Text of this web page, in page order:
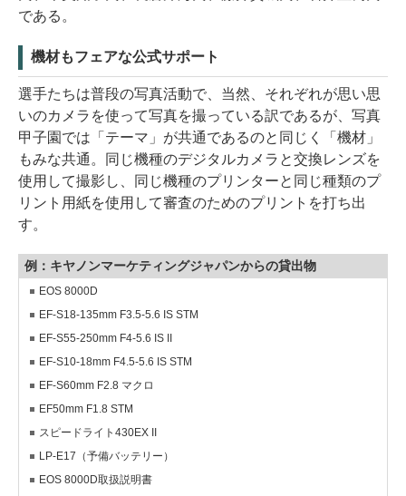
である。
機材もフェアな公式サポート
選手たちは普段の写真活動で、当然、それぞれが思い思
いのカメラを使って写真を撮っている訳であるが、写真
甲子園では「テーマ」が共通であるのと同じく「機材」
もみな共通。同じ機種のデジタルカメラと交換レンズを
使用して撮影し、同じ機種のプリンターと同じ種類のプ
リント用紙を使用して審査のためのプリントを打ち出
す。
例：キヤノンマーケティングジャパンからの貸出物
EOS 8000D
EF-S18-135mm F3.5-5.6 IS STM
EF-S55-250mm F4-5.6 IS II
EF-S10-18mm F4.5-5.6 IS STM
EF-S60mm F2.8 マクロ
EF50mm F1.8 STM
スピードライト430EX II
LP-E17（予備バッテリー）
EOS 8000D取扱説明書